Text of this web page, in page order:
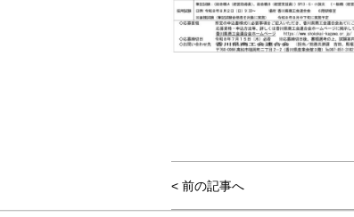
< 前の記事へ